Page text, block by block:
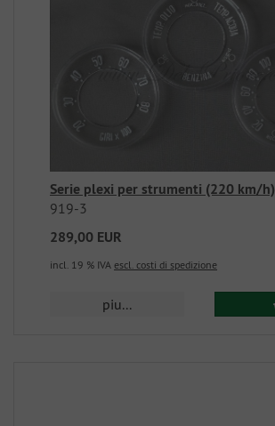
Serie plexi per strumenti (220 km/h)
919-3
289,00 EUR
incl. 19 % IVA escl. costi di spedizione
piu...